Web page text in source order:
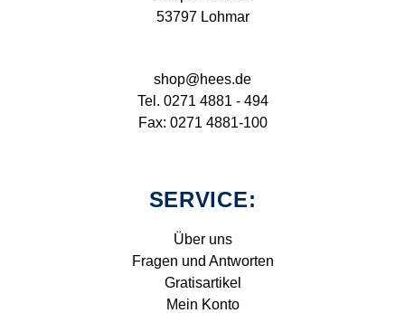
53797 Lohmar
shop@hees.de
Tel. 0271 4881 - 494
Fax: 0271 4881-100
SERVICE:
Über uns
Fragen und Antworten
Gratisartikel
Mein Konto